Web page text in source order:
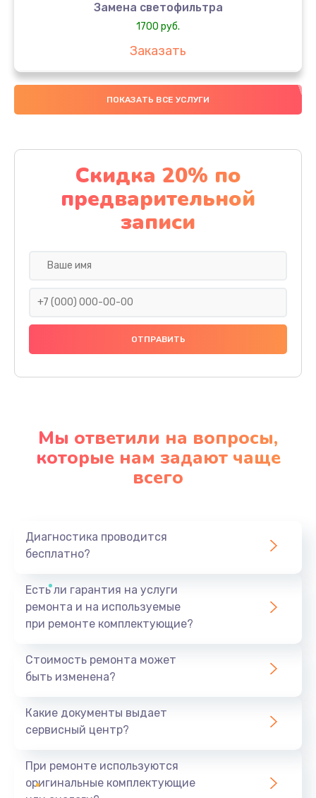
Замена светофильтра
1700 руб.
Заказать
ПОКАЗАТЬ ВСЕ УСЛУГИ
Скидка 20% по
предварительной
записи
Мы ответили на вопросы,
которые нам задают чаще
всего
Диагностика проводится
бесплатно?
Есть ли гарантия на услуги
ремонта и на используемые
при ремонте комплектующие?
Стоимость ремонта может
быть изменена?
Какие документы выдает
сервисный центр?
При ремонте используются
оригинальные комплектующие